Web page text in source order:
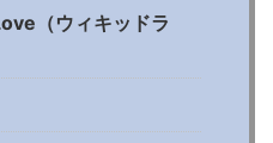
（ウィキッドラ